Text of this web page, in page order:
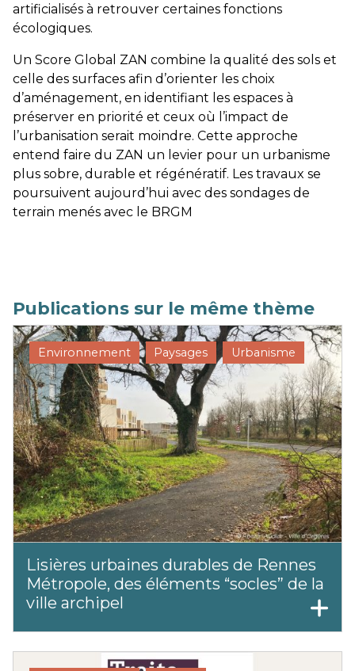
artificialisés à retrouver certaines fonctions
écologiques.
Un Score Global ZAN combine la qualité des sols et
celle des surfaces afin d’orienter les choix
d’aménagement, en identifiant les espaces à
préserver en priorité et ceux où l’impact de
l’urbanisation serait moindre. Cette approche
entend faire du ZAN un levier pour un urbanisme
plus sobre, durable et régénératif. Les travaux se
poursuivent aujourd’hui avec des sondages de
terrain menés avec le BRGM
Publications sur le même thème
Environnement Paysages Urbanisme
Lisières urbaines durables de Rennes
Métropole, des éléments “socles” de la
ville archipel